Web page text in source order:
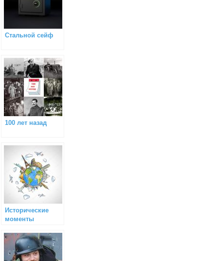
Стальной сейф
100 лет назад
Исторические
моменты